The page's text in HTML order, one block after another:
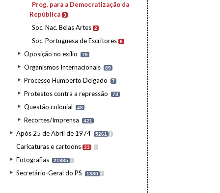
Prog. para a Democratização da
República 3
Soc. Nac. Belas Artes 2
Soc. Portuguesa de Escritores 6
Oposição no exílio 79
Organismos Internacionais 89
Processo Humberto Delgado 7
Protestos contra a repressão 73
Questão colonial 48
Recortes/Imprensa 421
Após 25 de Abril de 1974 5261 I
Caricaturas e cartoons 33 I
Fotografias 21885 I
Secretário-Geral do PS 1380 I